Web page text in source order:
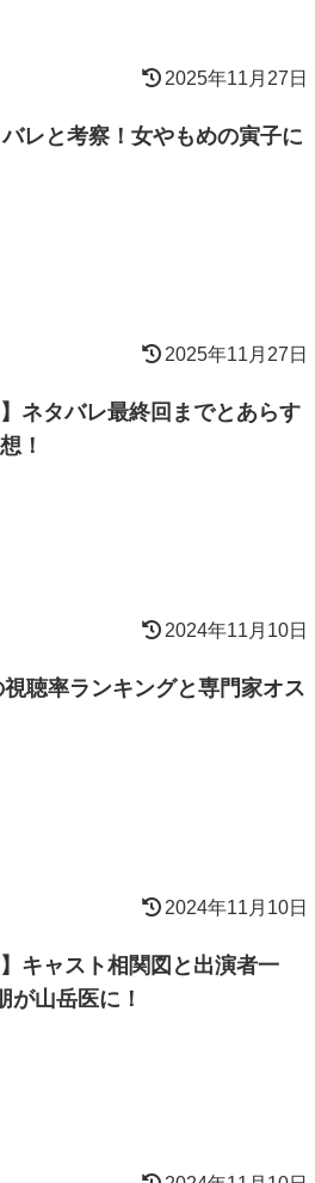
2025年11月27日
バレと考察！女やもめの寅子に
2025年11月27日
ネタバレ最終回までとあらす
！
2024年11月10日
視聴率ランキングと専門家オス
2024年11月10日
キャスト相関図と出演者一
が山岳医に！